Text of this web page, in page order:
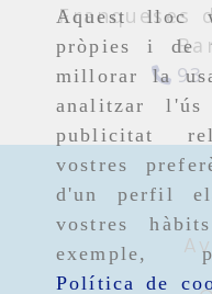
Aquest lloc
pròpies i de
millorar la
analitzar
publicitat
vostres
d'un perfil
vostres
exemple,
Política de
Franqueses
93